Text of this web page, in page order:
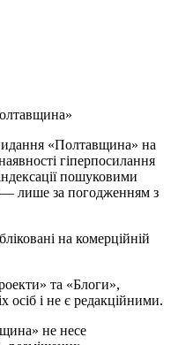
«Полтавщина» на
гіперпосилання
пошуковими
лише за погодженням з
на комерційній
та «Блоги»,
осіб і не є редакційними.
не несе